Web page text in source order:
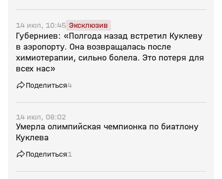
14 июл, 10:45 Эксклюзив
Губерниев: «Полгода назад встретил Куклеву
в аэропорту. Она возвращалась после
химиотерапии, сильно болела. Это потеря для
всех нас»
Поделиться4
14 июл, 08:02
Умерла олимпийская чемпионка по биатлону
Куклева
Поделиться1